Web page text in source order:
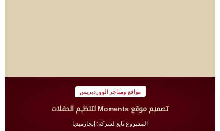
مواقع ومتاجر الووردبريس
تصميم موقع Moments لتنظيم الحفلات
المشروع تابع لشركة: إنجازميديا